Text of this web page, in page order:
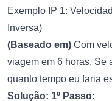
Exemplo IP 1:
Inversa)
(Baseado em) Com
viagem em 6 horas. Se
quanto tempo eu faria
Solução: 1º Passo: